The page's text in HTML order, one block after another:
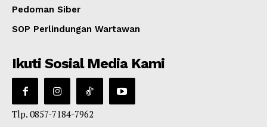
Pedoman Siber
SOP Perlindungan Wartawan
Ikuti Sosial Media Kami
Tlp. 0857-7184-7962